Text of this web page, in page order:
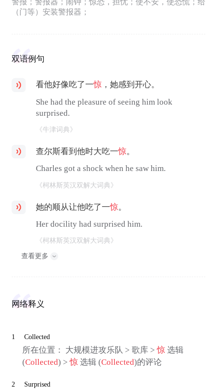
警报；警报器；闹钟；惊恐，担忧；使不安，使恐慌；给
（门等）安装警报器；
双语例句
看他好像吃了一惊 ，她感到开心。
She had the pleasure of seeing him look
surprised.
《牛津词典》
查尔斯看到他时大吃一惊。
Charles got a shock when he saw him.
《柯林斯英汉双解大词典》
她的顺从让他吃了一惊。
Her docility had surprised him.
《柯林斯英汉双解大词典》
查看更多
网络释义
1 Collected
所在位置： 大规模进攻乐队 > 歌库 >惊选辑
(Collected) >惊选辑 (Collected)的评论
2 Surprised